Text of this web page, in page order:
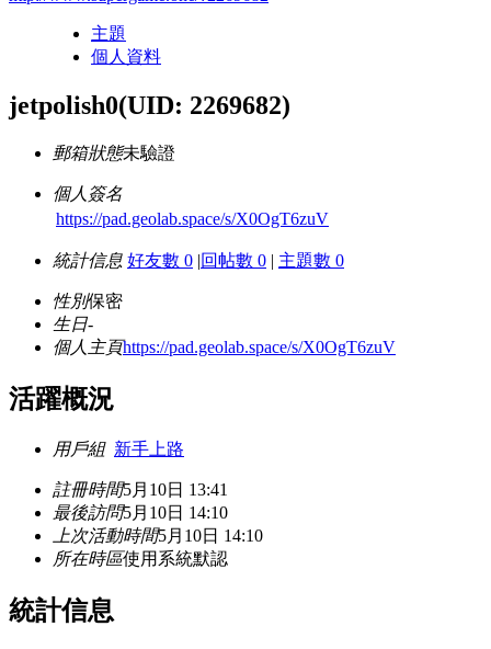
主題
個人資料
jetpolish0(UID: 2269682)
郵箱狀態未驗證
個人簽名
https://pad.geolab.space/s/X0OgT6zuV
統計信息 好友數 0 |回帖數 0 | 主題數 0
性別保密
生日-
個人主頁https://pad.geolab.space/s/X0OgT6zuV
活躍概況
用戶組 新手上路
註冊時間5月10日 13:41
最後訪問5月10日 14:10
上次活動時間5月10日 14:10
所在時區使用系統默認
統計信息